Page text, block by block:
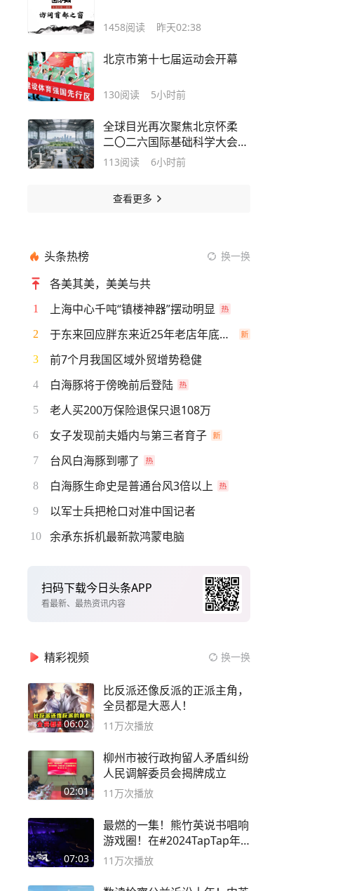
1458阅读 昨天02:38
北京市第十七届运动会开幕
130阅读 5小时前
全球目光再次聚焦北京怀柔
二〇二六国际基础科学大会8
月9日启幕
113阅读 6小时前
查看更多
头条热榜 换一换
各美其美，美美与共
1 上海中心千吨“镇楼神器”摆动明显
2 于东来回应胖东来近25年老店年底关闭
3 前7个月我国区域外贸增势稳健
4 白海豚将于傍晚前后登陆
5 老人买200万保险退保只退108万
6 女子发现前夫婚内与第三者育子
7 台风白海豚到哪了
8 白海豚生命史是普通台风3倍以上
9 以军士兵把枪口对准中国记者
10 余承东拆机最新款鸿蒙电脑
扫码下载今日头条APP
看最新、最热资讯内容
精彩视频 换一换
06:02
比反派还像反派的正派主角，
全员都是大恶人！
11万次播放
02:01
柳州市被行政拘留人矛盾纠纷
人民调解委员会揭牌成立
11万次播放
07:03
最燃的一集！熊竹英说书唱响
游戏圈！在#2024TapTap年
度游戏大赏
11万次播放